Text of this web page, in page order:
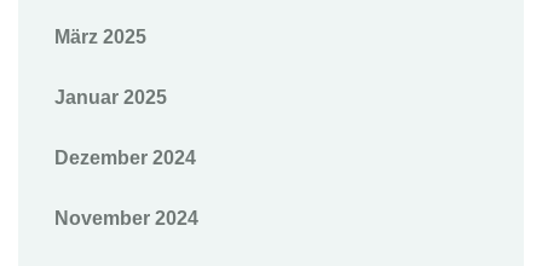
März 2025
Januar 2025
Dezember 2024
November 2024